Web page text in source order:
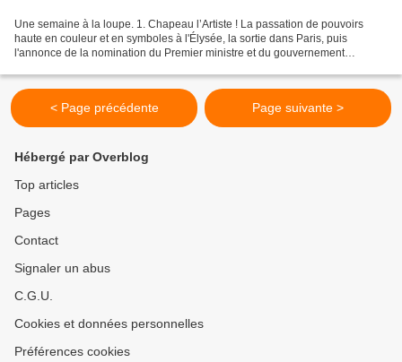
Une semaine à la loupe. 1. Chapeau l’Artiste ! La passation de pouvoirs
haute en couleur et en symboles à l'Élysée, la sortie dans Paris, puis
l'annonce de la nomination du Premier ministre et du gouvernement
< Page précédente Page suivante >
Hébergé par Overblog
Top articles
Pages
Contact
Signaler un abus
C.G.U.
Cookies et données personnelles
Préférences cookies